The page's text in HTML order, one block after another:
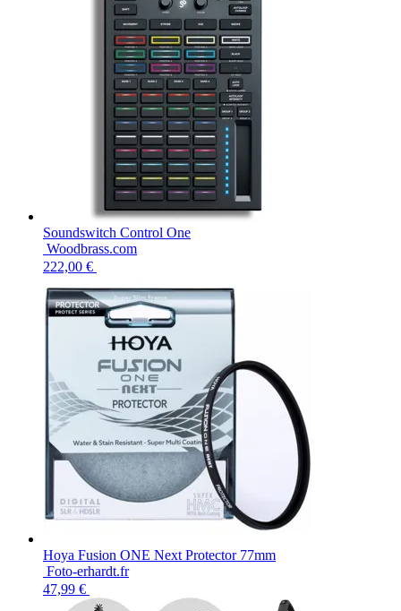
Soundswitch Control One
Woodbrass.com
222,00 €
Hoya Fusion ONE Next Protector 77mm
Foto-erhardt.fr
47,99 €